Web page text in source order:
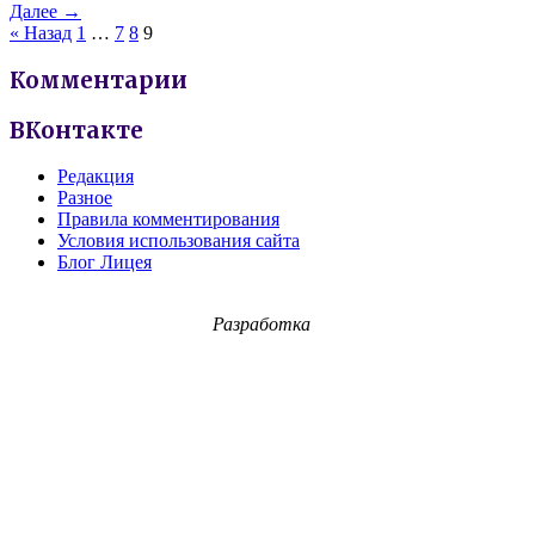
Далее →
« Назад 1 … 7 8 9
Комментарии
ВКонтакте
Редакция
Разное
Правила комментирования
Условия использования сайта
Блог Лицея
Разработка